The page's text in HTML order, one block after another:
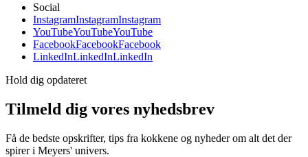
Social
InstagramInstagramInstagram
YouTubeYouTubeYouTube
FacebookFacebookFacebook
LinkedInLinkedInLinkedIn
Hold dig opdateret
Tilmeld dig vores nyhedsbrev
Få de bedste opskrifter, tips fra kokkene og nyheder om alt det der
spirer i Meyers' univers.